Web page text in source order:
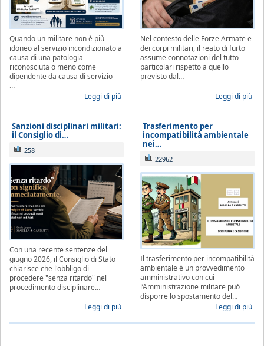
Quando un militare non è più
idoneo al servizio incondizionato a
causa di una patologia —
riconosciuta o meno come
dipendente da causa di servizio —
…
Leggi di più
Nel contesto delle Forze Armate e
dei corpi militari, il reato di furto
assume connotazioni del tutto
particolari rispetto a quello
previsto dal…
Leggi di più
Sanzioni disciplinari militari:
il Consiglio di…
258
Con una recente sentenze del
giugno 2026, il Consiglio di Stato
chiarisce che l'obbligo di
procedere "senza ritardo" nel
procedimento disciplinare…
Leggi di più
Trasferimento per
incompatibilità ambientale
nei…
22962
Il trasferimento per incompatibilità
ambientale è un provvedimento
amministrativo con cui
l’Amministrazione militare può
disporre lo spostamento del…
Leggi di più